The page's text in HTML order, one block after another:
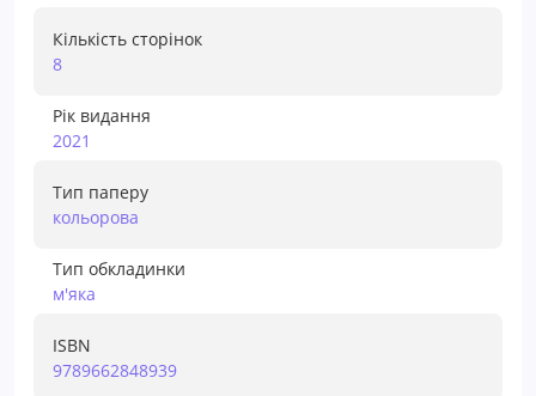
Кількість сторінок
8
Рік видання
2021
Тип паперу
кольорова
Тип обкладинки
м'яка
ISBN
9789662848939